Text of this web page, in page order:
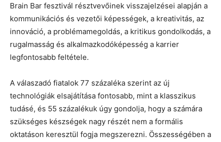
Brain Bar fesztivál résztvevőinek visszajelzései alapján a
kommunikációs és vezetői képességek, a kreativitás, az
innováció, a problémamegoldás, a kritikus gondolkodás, a
rugalmasság és alkalmazkodóképesség a karrier
legfontosabb feltétele.
A válaszadó fiatalok 77 százaléka szerint az új
technológiák elsajátítása fontosabb, mint a klasszikus
tudásé, és 55 százalékuk úgy gondolja, hogy a számára
szükséges készségek nagy részét nem a formális
oktatáson keresztül fogja megszerezni. Összességében a